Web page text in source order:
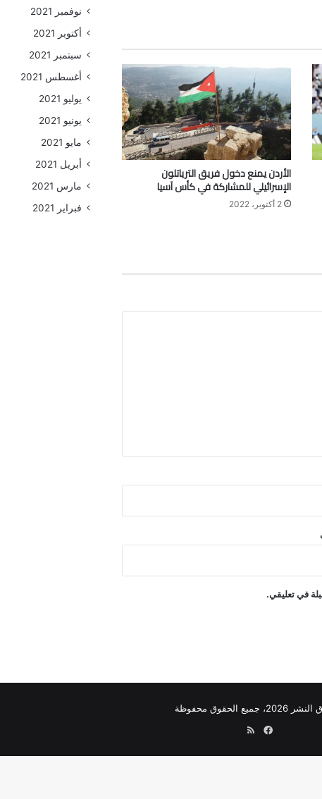
الأردن يمنع دخول فريق الترياتلون
الإسرائيلي للمشاركة في كأس آسيا
2 أكتوبر، 2022
في تعليقي.
نوفمبر 2021
أكتوبر 2021
سبتمبر 2021
أغسطس 2021
يوليو 2021
يونيو 2021
مايو 2021
أبريل 2021
مارس 2021
فبراير 2021
الحقوق محفوظة
فيسبوكملخص